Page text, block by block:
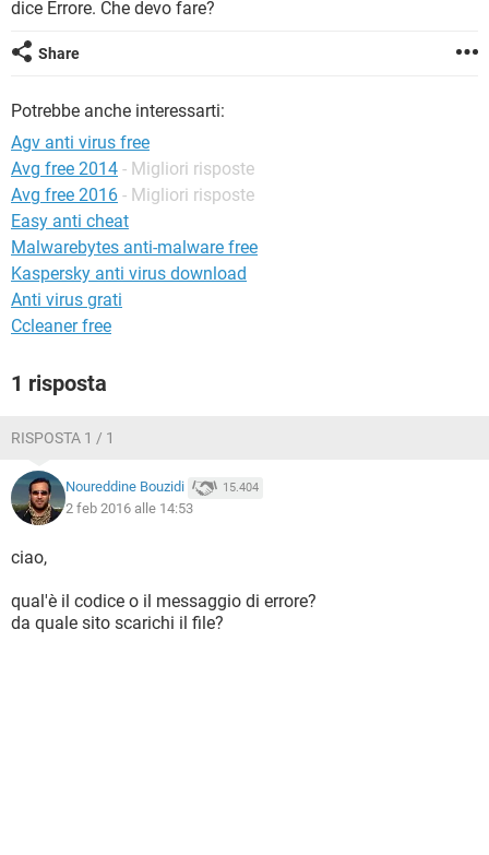
HARDWARE
TIKTOK
dice Errore. Che devo fare?
Share
Potrebbe anche interessarti:
Agv anti virus free
Avg free 2014 - Migliori risposte
Avg free 2016 - Migliori risposte
Easy anti cheat
Malwarebytes anti-malware free
Kaspersky anti virus download
Anti virus grati
Ccleaner free
1 risposta
RISPOSTA 1 / 1
Noureddine Bouzidi 15.404
2 feb 2016 alle 14:53
ciao,
qual'è il codice o il messaggio di errore?
da quale sito scarichi il file?